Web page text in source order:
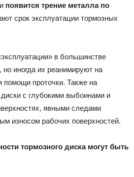
появится трение металла по
срок эксплуатации тормозных
в большинстве
иногда их реанимируют на
помощи проточки. Также на
с глубокими выбоинами и
явными следами
износом рабочих поверхностей.
тормозного диска могут быть